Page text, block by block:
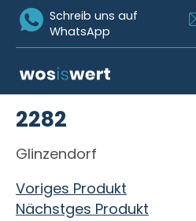
Icon Whatsapp
Schreib uns auf
WhatsApp
2282
Glinzendorf
Beitragsnavigation
Voriges Produkt
Nächstges Produkt